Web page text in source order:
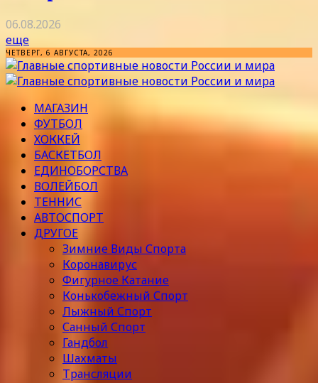
06.08.2026
еще
ЧЕТВЕРГ, 6 АВГУСТА, 2026
МАГАЗИН
ФУТБОЛ
ХОККЕЙ
БАСКЕТБОЛ
ЕДИНОБОРСТВА
ВОЛЕЙБОЛ
ТЕННИС
АВТОСПОРТ
ДРУГОЕ
Зимние Виды Спорта
Коронавирус
Фигурное Катание
Конькобежный Спорт
Лыжный Спорт
Санный Спорт
Гандбол
Шахматы
Трансляции